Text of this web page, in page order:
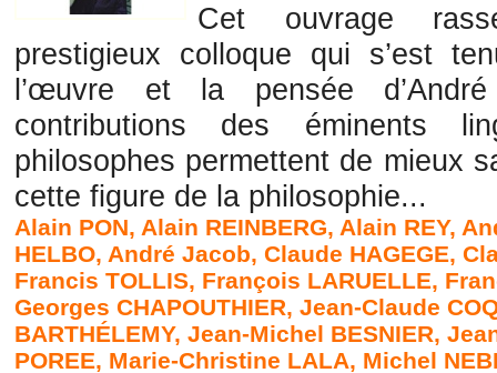
Cet ouvrage
prestigieux colloque qui s’est
l’œuvre et la pensée
contributions des éminents
philosophes permettent de mieux
cette figure de la philosophie...
Alain PON, Alain REINBERG, Alain REY,
HELBO, André Jacob,Claude HAGEGE,
Francis TOLLIS, François LARUELLE,
Georges CHAPOUTHIER,Jean-Claude
BARTHÉLEMY,Jean-Michel BESNIER,
POREE, Marie-Christine LALA, Michel